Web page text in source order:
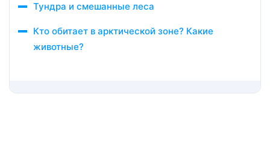
Тундра и смешанные леса
Кто обитает в арктической зоне? Какие
животные?